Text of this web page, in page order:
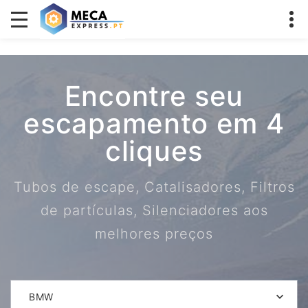
Encontre seu
escapamento em 4
cliques
Tubos de escape, Catalisadores, Filtros
de partículas, Silenciadores aos
melhores preços
BMW